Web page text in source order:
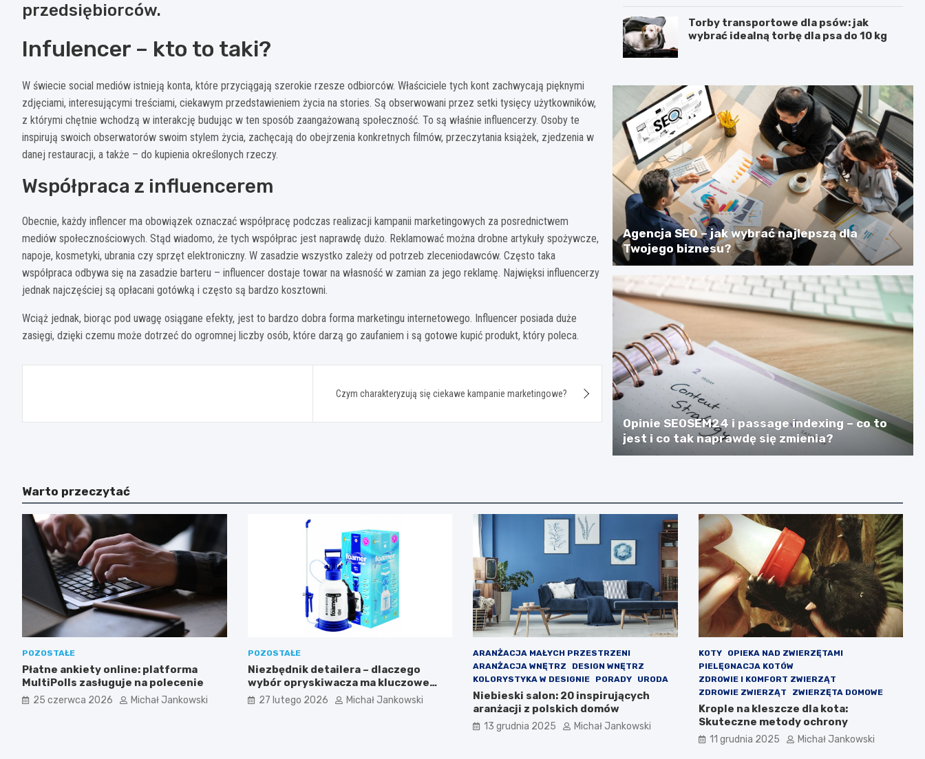
przedsiębiorców.
Infulencer – kto to taki?
W świecie social mediów istnieją konta, które przyciągają szerokie rzesze odbiorców. Właściciele tych kont zachwycają pięknymi
zdjęciami, interesującymi treściami, ciekawym przedstawieniem życia na stories. Są obserwowani przez setki tysięcy użytkowników,
z którymi chętnie wchodzą w interakcję budując w ten sposób zaangażowaną społeczność. To są właśnie influencerzy. Osoby te
inspirują swoich obserwatorów swoim stylem życia, zachęcają do obejrzenia konkretnych filmów, przeczytania książek, zjedzenia w
danej restauracji, a także – do kupienia określonych rzeczy.
Współpraca z influencerem
Obecnie, każdy inflencer ma obowiązek oznaczać współpracę podczas realizacji kampanii marketingowych za posrednictwem
mediów społecznościowych. Stąd wiadomo, że tych współprac jest naprawdę dużo. Reklamować można drobne artykuły spożywcze,
napoje, kosmetyki, ubrania czy sprzęt elektroniczny. W zasadzie wszystko zależy od potrzeb zleceniodawców. Często taka
współpraca odbywa się na zasadzie barteru – influencer dostaje towar na własność w zamian za jego reklamę. Najwięksi influencerzy
jednak najczęściej są opłacani gotówką i często są bardzo kosztowni.
Wciąż jednak, biorąc pod uwagę osiągane efekty, jest to bardzo dobra forma marketingu internetowego. Influencer posiada duże
zasięgi, dzięki czemu może dotrzeć do ogromnej liczby osób, które darzą go zaufaniem i są gotowe kupić produkt, który poleca.
Czym charakteryzują się ciekawe kampanie marketingowe?
Torby transportowe dla psów: jak
wybrać idealną torbę dla psa do 10 kg
Agencja SEO – jak wybrać najlepszą dla
Twojego biznesu?
Opinie SEOSEM24 i passage indexing – co to
jest i co tak naprawdę się zmienia?
Warto przeczytać
POZOSTAŁE
Płatne ankiety online: platforma
MultiPolls zasługuje na polecenie
25 czerwca 2026 Michał Jankowski
POZOSTAŁE
Niezbędnik detailera – dlaczego
wybór opryskiwacza ma kluczowe
znaczenie dla efektu?
27 lutego 2026 Michał Jankowski
ARANŻACJA MAŁYCH PRZESTRZENI
ARANŻACJA WNĘTRZ
DESIGN WNĘTRZ
KOLORYSTYKA W DESIGNIE
PORADY URODA
Niebieski salon: 20 inspirujących
aranżacji z polskich domów
13 grudnia 2025 Michał Jankowski
KOTY
OPIEKA NAD ZWIERZĘTAMI
PIELĘGNACJA KOTÓW
ZDROWIE I KOMFORT ZWIERZĄT
ZDROWIE ZWIERZĄT
ZWIERZĘTA DOMOWE
Krople na kleszcze dla kota:
Skuteczne metody ochrony
11 grudnia 2025 Michał Jankowski